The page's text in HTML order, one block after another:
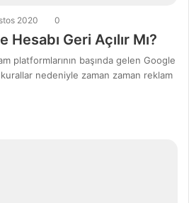
2020 0
Geri Açılır Mı?
platformlarının başında gelen Google
nedeniyle zaman zaman reklam